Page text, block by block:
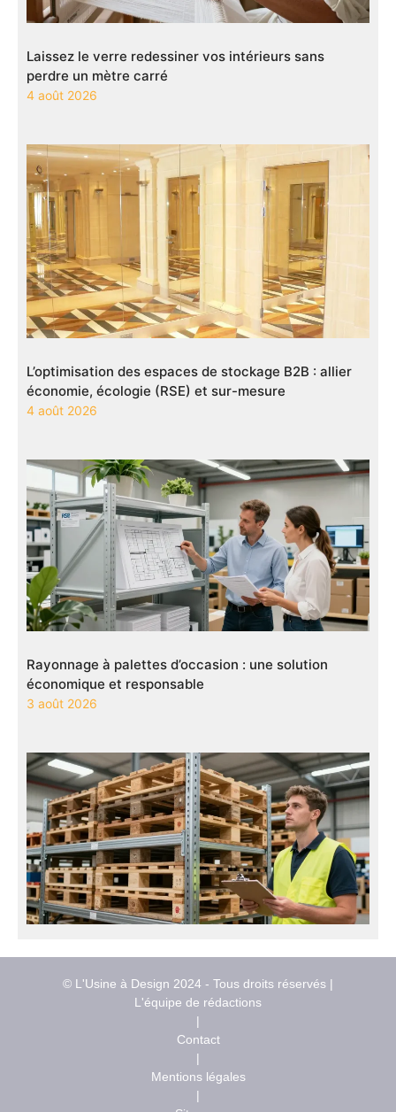
Laissez le verre redessiner vos intérieurs sans
perdre un mètre carré
4 août 2026
L’optimisation des espaces de stockage B2B : allier
économie, écologie (RSE) et sur-mesure
4 août 2026
Rayonnage à palettes d’occasion : une solution
économique et responsable
3 août 2026
© L'Usine à Design 2024 - Tous droits réservés |
L'équipe de rédactions
|
Contact
|
Mentions légales
|